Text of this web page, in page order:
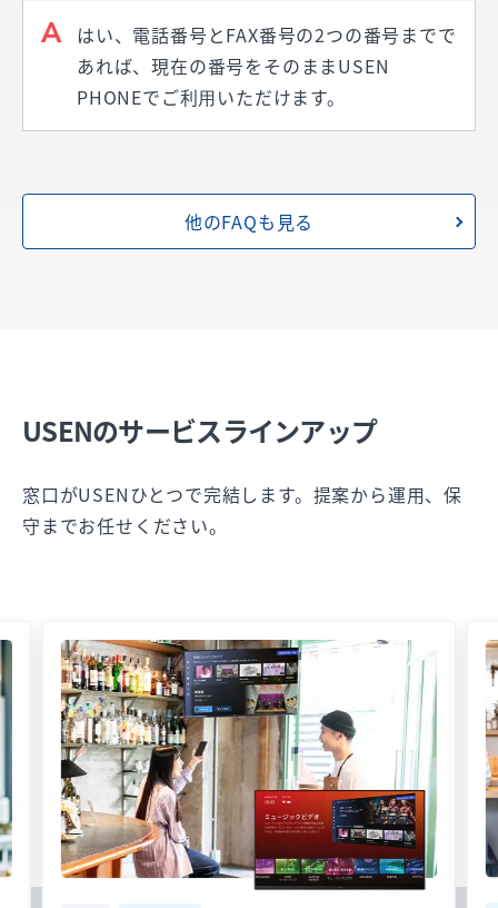
はい、電話番号とFAX番号の2つの番号までで
あれば、現在の番号をそのままUSEN
PHONEでご利⽤いただけます。
他のFAQも見る
USENのサービスラインアップ
窓口がUSENひとつで完結します。提案から運用、保
守までお任せください。